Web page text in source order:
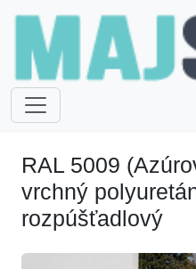
RAL 5009
vrchný
rozpúšťadlový